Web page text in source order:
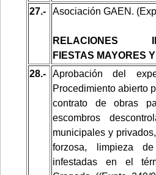
27.- Asociación GAEN.
RELACIONES
FIESTAS MAYORES
28.-
Aprobación del
Procedimiento abierto
contrato de obras
escombros
municipales y
forzosa, limpieza
infestadas en el